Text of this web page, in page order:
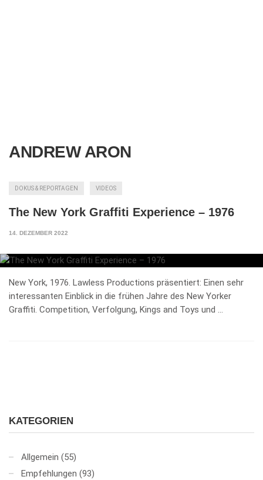
ANDREW ARON
DOKUS & REPORTAGEN VIDEOS
The New York Graffiti Experience – 1976
14. DEZEMBER 2022
New York, 1976. Lawless Productions präsentiert: Einen sehr
interessanten Einblick in die frühen Jahre des New Yorker
Graffiti. Competition, Verfolgung, Kings and Toys und …
KATEGORIEN
Allgemein (55)
Empfehlungen (93)